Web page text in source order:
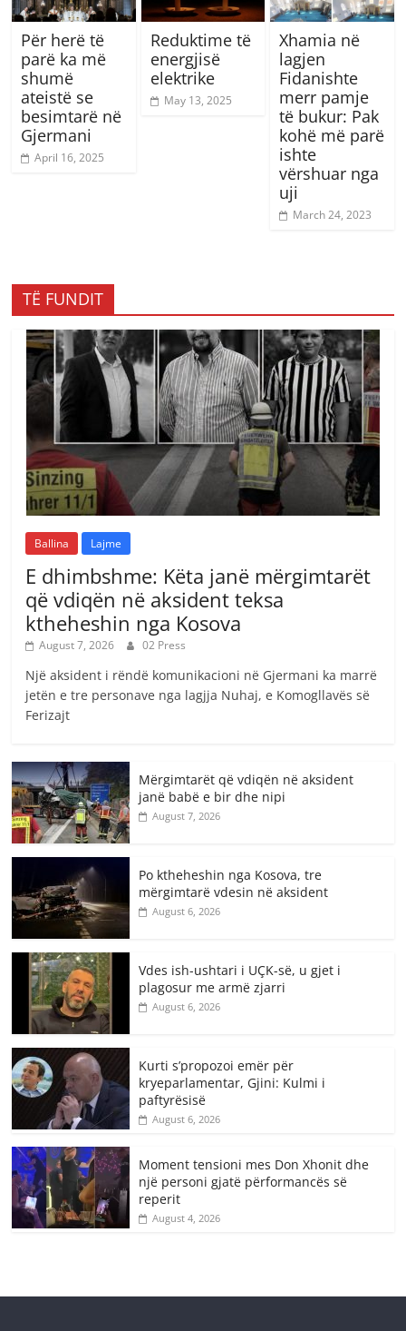
Për herë të
parë ka më
shumë
ateistë se
besimtarë në
Gjermani
April 16, 2025
Reduktime të
energjisë
elektrike
May 13, 2025
Xhamia në
lagjen
Fidanishte
merr pamje
të bukur: Pak
kohë më parë
ishte
vërshuar nga
uji
March 24, 2023
TË FUNDIT
Ballina Lajme
E dhimbshme: Këta janë mërgimtarët
që vdiqën në aksident teksa
ktheheshin nga Kosova
August 7, 2026 02 Press
Një aksident i rëndë komunikacioni në Gjermani ka marrë
jetën e tre personave nga lagjja Nuhaj, e Komogllavës së
Ferizajt
Mërgimtarët që vdiqën në aksident
janë babë e bir dhe nipi
August 7, 2026
Po ktheheshin nga Kosova, tre
mërgimtarë vdesin në aksident
August 6, 2026
Vdes ish-ushtari i UÇK-së, u gjet i
plagosur me armë zjarri
August 6, 2026
Kurti s’propozoi emër për
kryeparlamentar, Gjini: Kulmi i
paftyrësisë
August 6, 2026
Moment tensioni mes Don Xhonit dhe
një personi gjatë përformancës së
reperit
August 4, 2026